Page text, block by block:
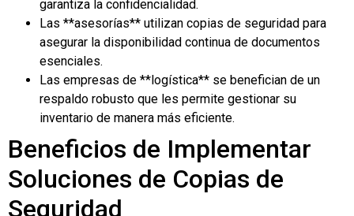
garantiza la confidencialidad.
Las **asesorías** utilizan copias de seguridad para
asegurar la disponibilidad continua de documentos
esenciales.
Las empresas de **logística** se benefician de un
respaldo robusto que les permite gestionar su
inventario de manera más eficiente.
Beneficios de Implementar
Soluciones de Copias de
Seguridad